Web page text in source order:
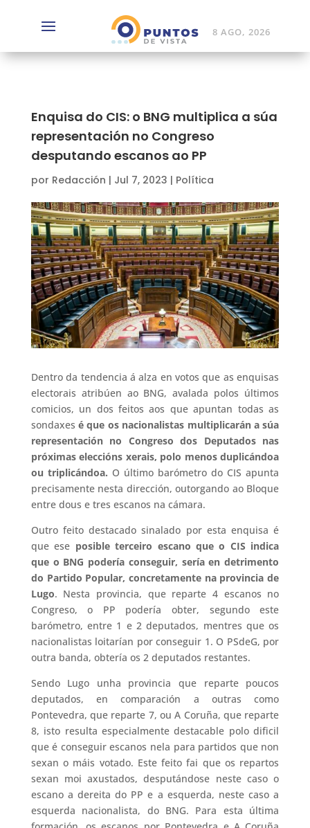
8 AGO, 2026
Enquisa do CIS: o BNG multiplica a súa
representación no Congreso
desputando escanos ao PP
por Redacción | Jul 7, 2023 | Política
Dentro da tendencia á alza en votos que as enquisas
electorais atribúen ao BNG, avalada polos últimos
comicios, un dos feitos aos que apuntan todas as
sondaxesé que os nacionalistas multiplicarán a súa
representación no Congreso dos Deputados nas
próximas eleccións xerais, polo menos duplicándoa
ou triplicándoa. O último barómetro do CIS apunta
precisamente nesta dirección, outorgando ao Bloque
entre dous e tres escanos na cámara.
Outro feito destacado sinalado por esta enquisa é
que ese posible terceiro escano que o CIS indica
que o BNG podería conseguir, sería en detrimento
do Partido Popular, concretamente na provincia de
Lugo. Nesta provincia, que reparte 4 escanos no
Congreso, o PP podería obter, segundo este
barómetro, entre 1 e 2 deputados, mentres que os
nacionalistas loitarían por conseguir 1. O PSdeG, por
outra banda, obtería os 2 deputados restantes.
Sendo Lugo unha provincia que reparte poucos
deputados, en comparación a outras como
Pontevedra, que reparte 7, ou A Coruña, que reparte
8, isto resulta especialmente destacable polo dificil
que é conseguir escanos nela para partidos que non
sexan o máis votado. Este feito fai que os repartos
sexan moi axustados, desputándose neste caso o
escano a dereita do PP e a esquerda, neste caso a
esquerda nacionalista, do BNG. Para esta última